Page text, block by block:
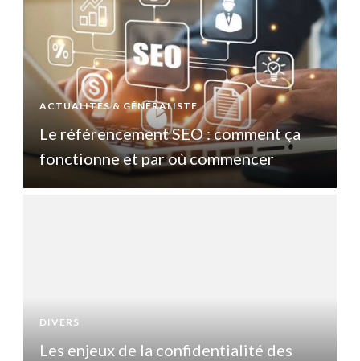
ACTUALITÉS & GÉNÉRALISTE
Le référencement SEO : comment ça
fonctionne et par où commencer
DIVERS
Les enjeux de la confidentialité des